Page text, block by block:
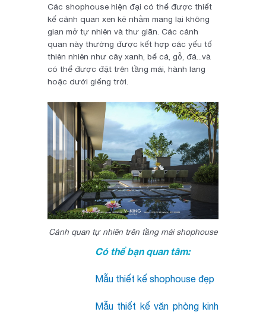
Các shophouse hiện đại có thể được thiết
kế cảnh quan xen kẽ nhằm mang lại không
gian mở tự nhiên và thư giãn. Các cảnh
quan này thường được kết hợp các yếu tố
thiên nhiên như cây xanh, bể cá, gỗ, đá...và
có thể được đặt trên tầng mái, hành lang
hoặc dưới giếng trời.
Cảnh quan tự nhiên trên tầng mái shophouse
Có thể bạn quan tâm:
Mẫu thiết kế shophouse đẹp
Mẫu thiết kế văn phòng kinh